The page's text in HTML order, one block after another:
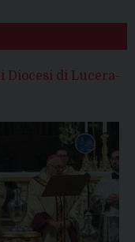
di Lucera-